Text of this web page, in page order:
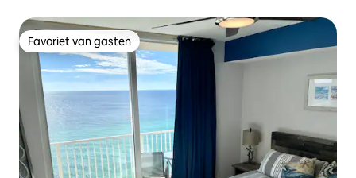
Favoriet van gasten
Favoriet van gasten